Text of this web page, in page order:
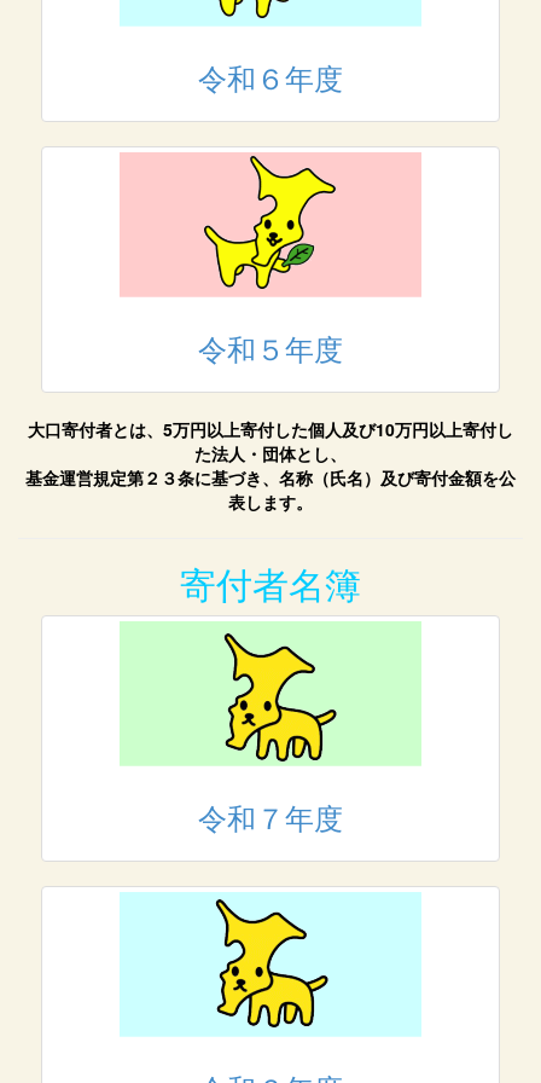
令和６年度
令和５年度
大口寄付者とは、5万円以上寄付した個人及び10万円以上寄付し
た法人・団体とし、
基金運営規定第２３条に基づき、名称（氏名）及び寄付金額を公
表します。
寄付者名簿
令和７年度